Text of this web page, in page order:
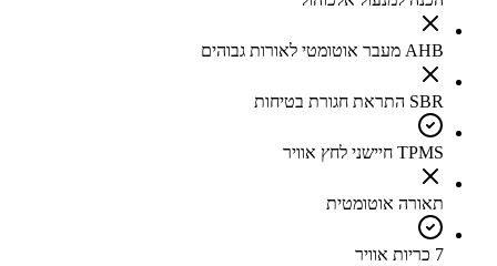
AHB מעבר אוטומטי לאורות גבוהים
SBR התראת חגורת בטיחות
TPMS חיישני לחץ אוויר
תאורה אוטומטית
7 כריות אוויר